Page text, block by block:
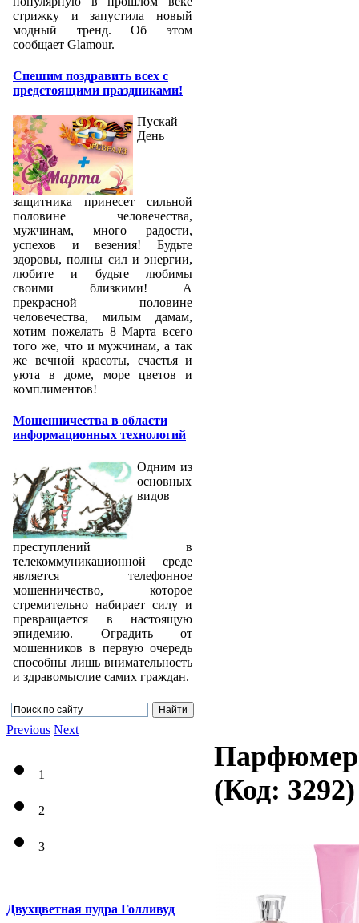
стрижку и запустила новый
модный тренд. Об этом
сообщает Glamour.
Спешим поздравить всех с
предстоящими праздниками!
Пускай
День
защитника принесет сильной
половине человечества,
мужчинам, много радости,
успехов и везения! Будьте
здоровы, полны сил и энергии,
любите и будьте любимы
своими близкими! А
прекрасной половине
человечества, милым дамам,
хотим пожелать 8 Марта всего
того же, что и мужчинам, а так
же вечной красоты, счастья и
уюта в доме, море цветов и
комплиментов!
Мошенничества в области
информационных технологий
Одним из
основных
видов
преступлений в
телекоммуникационной среде
является телефонное
мошенничество, которое
стремительно набирает силу и
превращается в настоящую
эпидемию. Оградить от
мошенников в первую очередь
способны лишь внимательность
и здравомыслие самих граждан.
(Код: 3292)
Previous Next
1
2
3
Двухцветная пудра Голливуд